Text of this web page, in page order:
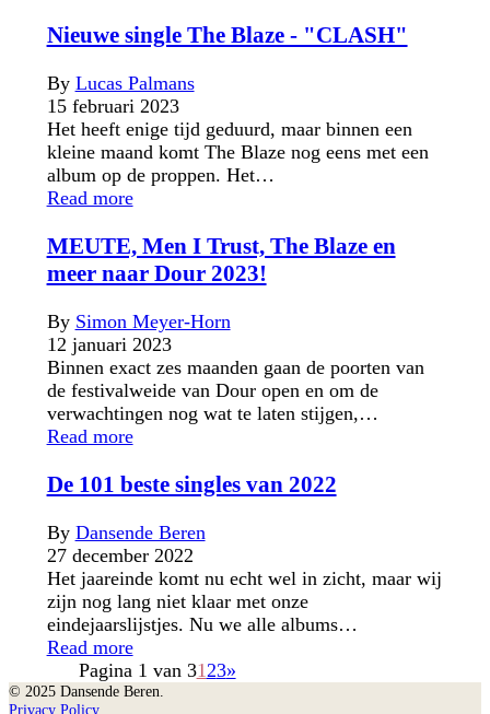
Nieuwe single The Blaze - "CLASH"
By Lucas Palmans
15 februari 2023
Het heeft enige tijd geduurd, maar binnen een
kleine maand komt The Blaze nog eens met een
album op de proppen. Het…
Read more
MEUTE, Men I Trust, The Blaze en
meer naar Dour 2023!
By Simon Meyer-Horn
12 januari 2023
Binnen exact zes maanden gaan de poorten van
de festivalweide van Dour open en om de
verwachtingen nog wat te laten stijgen,…
Read more
De 101 beste singles van 2022
By Dansende Beren
27 december 2022
Het jaareinde komt nu echt wel in zicht, maar wij
zijn nog lang niet klaar met onze
eindejaarslijstjes. Nu we alle albums…
Read more
Pagina 1 van 3123»
© 2025 Dansende Beren.
Privacy Policy